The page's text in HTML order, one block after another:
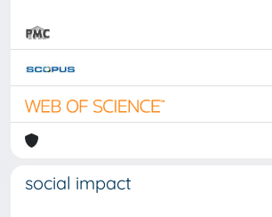
social impact